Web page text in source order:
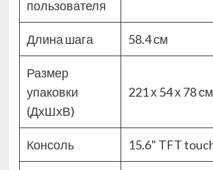
пользователя
Длина шага 58.4 см
Размер
упаковки
(ДхШхВ)
221 х 54 х 78 см
Консоль 15.6" TFT